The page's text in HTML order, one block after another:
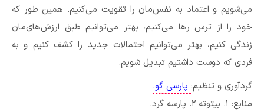
می‌شویم و اعتماد به نفس‌مان را تقویت می‌کنیم. همین طور که
خود را از ترس‌‌‌ رها می‌کنیم، بهتر می‌توانیم طبق ارزش‌های‌مان
زندگی کنیم، بهتر می‌توانیم احتمالات جدید را کشف کنیم و به
فردی که دوست داشتیم تبدیل شویم.
گردآوری و تنظیم: پارسی گو.
منابع: ۱. بیتوته ۲. پارسه گرد.